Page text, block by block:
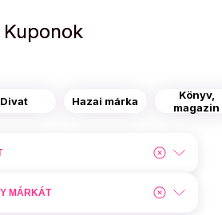
Kuponok
Divat Hazai márka
Könyv,
magazin